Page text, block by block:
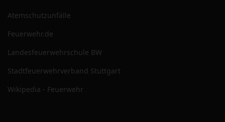
Atemschutzunfälle
Feuerwehr.de
Landesfeuerwehrschule BW
Stadtfeuerwehrverband Stuttgart
Wikipedia - Feuerwehr